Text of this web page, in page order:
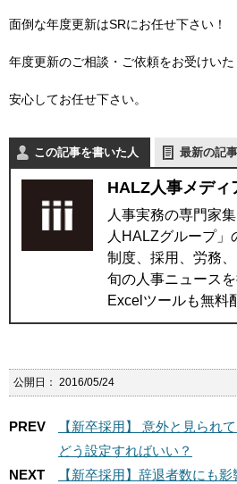
面倒な年度更新はSRにお任せ下さい！
年度更新のご相談・ご依頼をお受けいた
安心してお任せ下さい。
この記事を書いた人 最新の記事
HALZ人事メディ
人事実務の専門家
人HALZグループ
制度、採用、労務
旬の人事ニュース
Excelツールも無料
公開日： 2016/05/24
PREV
【新卒採用】 意外と見られ
どう設定すればいい？
NEXT
【新卒採用】辞退者数にも